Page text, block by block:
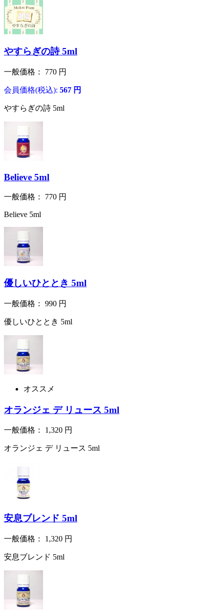
やすらぎの詩 5ml
一般価格： 770 円
会員価格(税込): 567 円
やすらぎの詩 5ml
Believe 5ml
一般価格： 770 円
Believe 5ml
優しいひととき 5ml
一般価格： 990 円
優しいひととき 5ml
オススメ
オランジェ デ リュース 5ml
一般価格： 1,320 円
オランジェ デ リュース 5ml
安息ブレンド 5ml
一般価格： 1,320 円
安息ブレンド 5ml